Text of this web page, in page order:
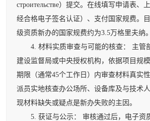
строительстве）提交。在线填写申请表、
经合格电子签名认证）、支付国家规费。
级资质新办的国家规费约为3.5万格里夫纳。
4. 材料实质审查与可能的核查： 主管
建设监督局或中央授权机构，依据项目规
期限（通常45个工作日）内审查材料真实
派员实地核查办公场所、设备库及与技术
现材料缺失或疑点是新办失败的主因。
5. 获证与公示： 审核通过后，电子资